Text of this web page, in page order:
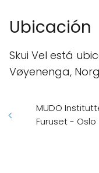
Ubicación
Skui Vel está
Vøyenenga,
MUDO
Furuset - Oslo